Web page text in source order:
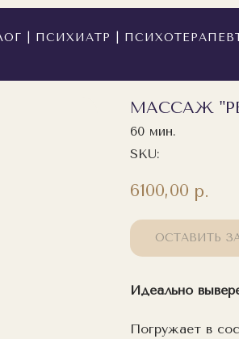
| ПСИХИАТР |
МАССАЖ
60 мин.
SKU:
6100,00 р.
ОСТАВИТЬ
Идеально
Погружает в